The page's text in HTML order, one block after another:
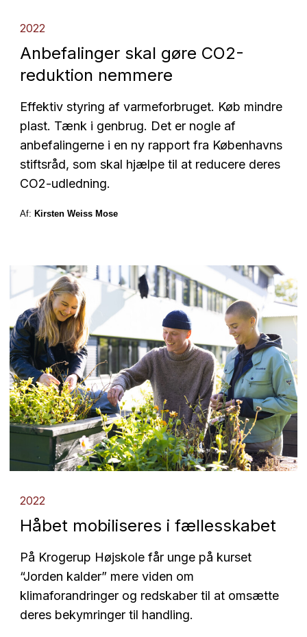
2022
Anbefalinger skal gøre CO2-
reduktion nemmere
Effektiv styring af varmeforbruget. Køb mindre
plast. Tænk i genbrug. Det er nogle af
anbefalingerne i en ny rapport fra Københavns
stiftsråd, som skal hjælpe til at reducere deres
CO2-udledning.
Af: Kirsten Weiss Mose
2022
Håbet mobiliseres i fællesskabet
På Krogerup Højskole får unge på kurset
“Jorden kalder” mere viden om
klimaforandringer og redskaber til at omsætte
deres bekymringer til handling.